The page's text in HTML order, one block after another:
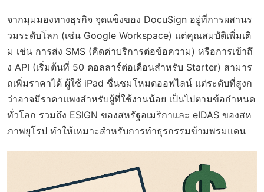
จากมุมมองทางธุรกิจ จุดแข็งของ DocuSign อยู่ที่การผสานร
วมระดับโลก (เช่น Google Workspace) แต่คุณสมบัติเพิ่มเติ
ม เช่น การส่ง SMS (คิดค่าบริการต่อข้อความ) หรือการเข้าถึ
ง API (เริ่มต้นที่ 50 ดอลลาร์ต่อเดือนสำหรับ Starter) สามาร
ถเพิ่มราคาได้ ผู้ใช้ iPad ชื่นชมโหมดออฟไลน์ แต่ระดับที่สูงก
ว่าอาจมีราคาแพงสำหรับผู้ที่ใช้งานน้อย เป็นไปตามข้อกำหนด
ทั่วโลก รวมถึง ESIGN ของสหรัฐอเมริกาและ eIDAS ของสห
ภาพยุโรป ทำให้เหมาะสำหรับการทำธุรกรรมข้ามพรมแดน